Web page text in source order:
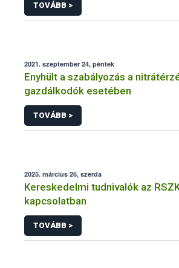
TOVÁBB >
2021. szeptember 24, péntek
Enyhült a szabályozás a
gazdálkodók esetében
TOVÁBB >
2025. március 26, szerda
Kereskedelmi tudnivalók az
kapcsolatban
TOVÁBB >